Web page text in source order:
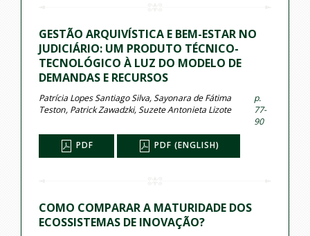
GESTÃO ARQUIVÍSTICA E BEM-ESTAR NO
JUDICIÁRIO: UM PRODUTO TÉCNICO-
TECNOLÓGICO À LUZ DO MODELO DE
DEMANDAS E RECURSOS
Patrícia Lopes Santiago Silva, Sayonara de Fátima
Teston, Patrick Zawadzki, Suzete Antonieta Lizote
p.
77-
90
PDF PDF (ENGLISH)
COMO COMPARAR A MATURIDADE DOS
ECOSSISTEMAS DE INOVAÇÃO?